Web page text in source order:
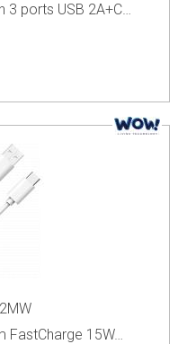
3 ports USB 2A+C…
FastCharge 15W…